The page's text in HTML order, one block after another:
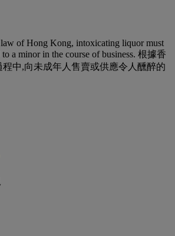
of Hong Kong, intoxicating liquor must
a minor in the course of business. 根據香
中,向未成年人售賣或供應令人醺醉的